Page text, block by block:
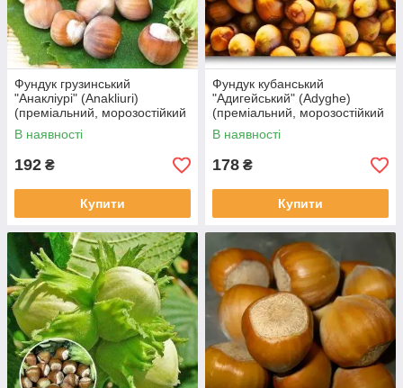
Фундук грузинський
"Анакліурі" (Anakliuri)
(преміальний, морозостійкий
сорт)
В наявності
192 ₴
Купити
Фундук кубанський
"Адигейський" (Adyghe)
(преміальний, морозостійкий
сорт)
В наявності
178 ₴
Купити